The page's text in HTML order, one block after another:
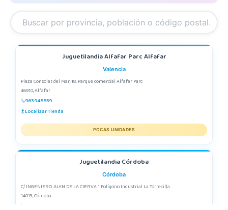
Juguetilandia Alfafar Parc Alfafar
Valencia
Plaza Consolat del Mar, 18. Parque comercial Alfafar Parc
46910, Alfafar
963948859
Localizar Tienda
POCAS UNIDADES
Juguetilandia Córdoba
Córdoba
C/ INGENIERO JUAN DE LA CIERVA 1 Polígono Industrial La Torrecilla
14013, Córdoba